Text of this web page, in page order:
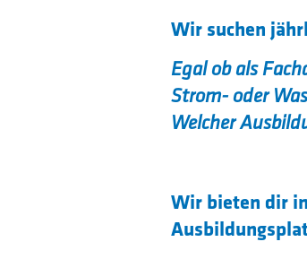
Wir suchen
Egal ob als
Strom- oder
Welcher
Wir bieten dir